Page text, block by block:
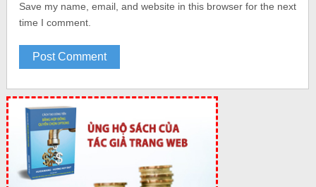
Save my name, email, and website in this browser for the next
time I comment.